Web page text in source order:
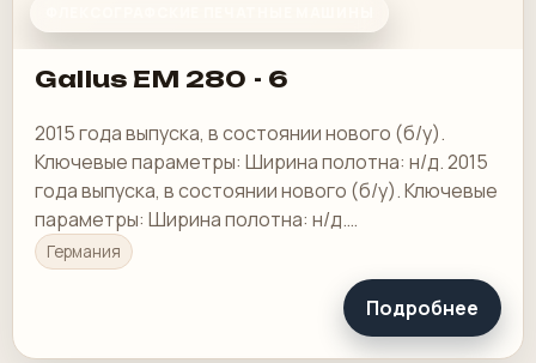
Gallus EM 280 - 6
2015 года выпуска, в состоянии нового (б/у).
Ключевые параметры: Ширина полотна: н/д. 2015
года выпуска, в состоянии нового (б/у). Ключевые
параметры: Ширина полотна: н/д.
Производитель/Модель: GALLUS EM 280
Германия
Подробнее